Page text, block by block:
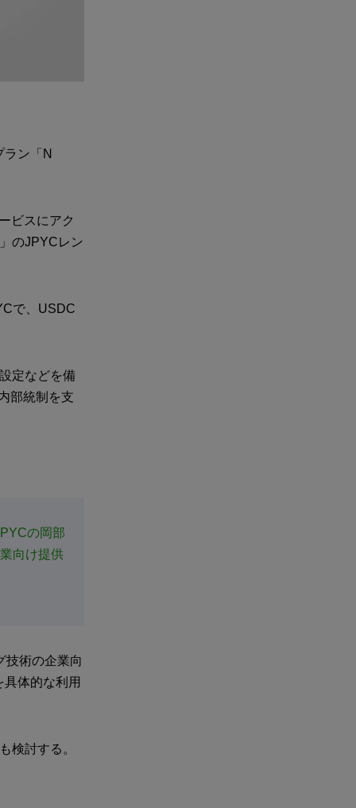
ン「N
ビスにアク
のJPYCレン
で、USDC
定などを備
部統制を支
の岡部
向け提供
技術の企業向
体的な利用
検討する。